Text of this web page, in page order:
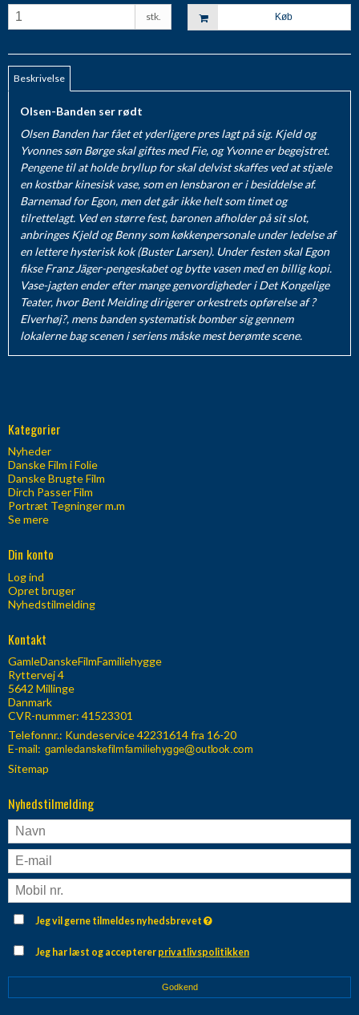
stk. Køb
Beskrivelse
Olsen-Banden ser rødt
Olsen Banden har fået et yderligere pres lagt på sig. Kjeld og
Yvonnes søn Børge skal giftes med Fie, og Yvonne er begejstret.
Pengene til at holde bryllup for skal delvist skaffes ved at stjæle
en kostbar kinesisk vase, som en lensbaron er i besiddelse af.
Barnemad for Egon, men det går ikke helt som timet og
tilrettelagt. Ved en større fest, baronen afholder på sit slot,
anbringes Kjeld og Benny som køkkenpersonale under ledelse af
en lettere hysterisk kok (Buster Larsen). Under festen skal Egon
fikse Franz Jäger-pengeskabet og bytte vasen med en billig kopi.
Vase-jagten ender efter mange genvordigheder i Det Kongelige
Teater, hvor Bent Meiding dirigerer orkestrets opførelse af ?
Elverhøj?, mens banden systematisk bomber sig gennem
lokalerne bag scenen i seriens måske mest berømte scene.
Kategorier
Nyheder
Danske Film i Folie
Danske Brugte Film
Dirch Passer Film
Portræt Tegninger m.m
Se mere
Din konto
Log ind
Opret bruger
Nyhedstilmelding
Kontakt
GamleDanskeFilmFamiliehygge
Ryttervej 4
5642 Millinge
Danmark
CVR-nummer: 41523301
Telefonnr.: Kundeservice 42231614 fra 16-20
E-mail:
Sitemap
Nyhedstilmelding
Jeg vil gerne tilmeldes nyhedsbrevet
Jeg har læst og accepterer privatlivspolitikken
Godkend